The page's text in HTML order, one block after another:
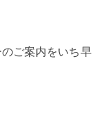
ご案内をいち早